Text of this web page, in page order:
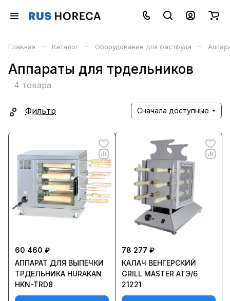
Главная – Каталог – Оборудование для фастфуда –
Аппараты для трдельников
4 товара
Фильтр Сначала доступные
60 460 ₽
АППАРАТ ДЛЯ ВЫПЕЧКИ
ТРДЕЛЬНИКА HURAKAN
HKN-TRD8
78 277 ₽
КАЛАЧ ВЕНГЕРСКИЙ
GRILL MASTER АТЭ/6
21221